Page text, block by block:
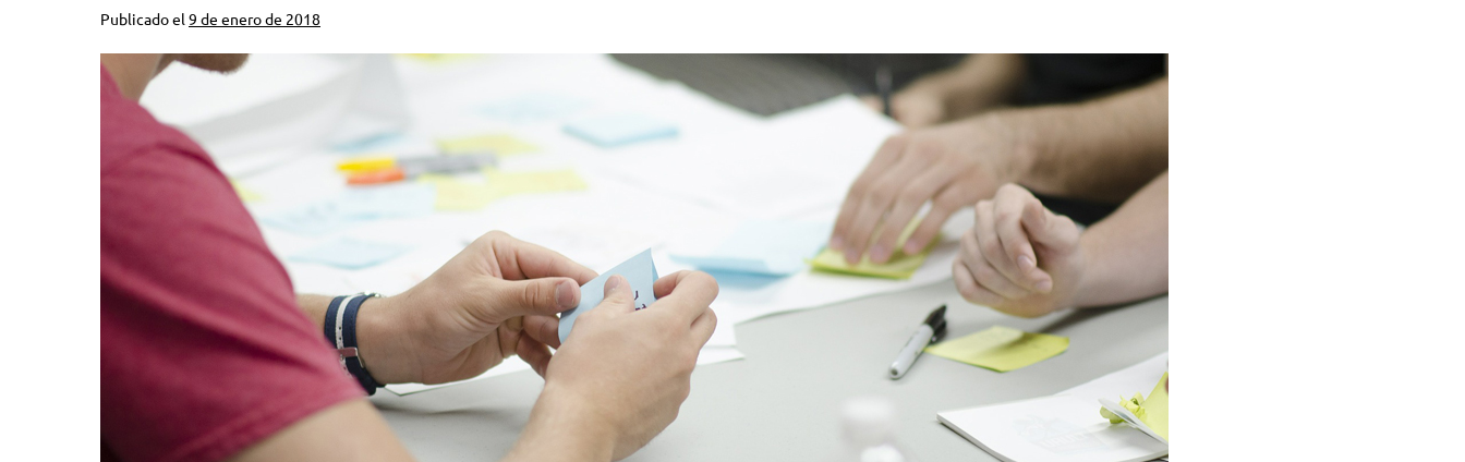
Publicado el 9 de enero de 2018